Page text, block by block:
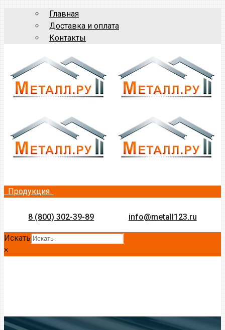
Главная
Доставка и оплата
Контакты
Продукция
8 (800) 302-39-89 info@metall123.ru
Искать
×